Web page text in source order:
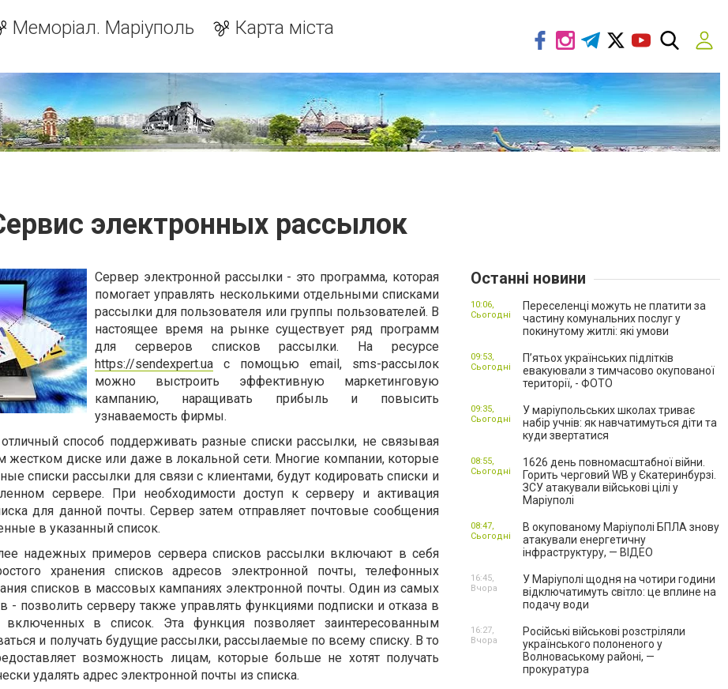
Меморіал. Маріуполь Карта міста
электронных рассылок
Сервер электронной рассылки - это программа, которая
помогает управлять несколькими отдельными списками
рассылки для пользователя или группы пользователей. В
настоящее время на рынке существует ряд программ
для серверов списков рассылки. На ресурсе
https://sendexpert.ua с помощью email, sms-рассылок
можно выстроить эффективную маркетинговую
кампанию, наращивать прибыль и повысить
узнаваемость фирмы.
способ поддерживать разные списки рассылки, не связывая
жестком диске или даже в локальной сети. Многие компании, которые
списки рассылки для связи с клиентами, будут кодировать списки и
сервере. При необходимости доступ к серверу и активация
для данной почты. Сервер затем отправляет почтовые сообщения
в указанный список.
надежных примеров сервера списков рассылки включают в себя
хранения списков адресов электронной почты, телефонных
списков в массовых кампаниях электронной почты. Один из самых
- позволить серверу также управлять функциями подписки и отказа в
включенных в список. Эта функция позволяет заинтересованным
и получать будущие рассылки, рассылаемые по всему списку. В то
возможность лицам, которые больше не хотят получать
удалять адрес электронной почты из списка.
Останні новини
Переселенці можуть не платити за
частину комунальних послуг у
покинутому житлі: які умови
10:06,
Сьогодні
П’ятьох українських підлітків
евакуювали з тимчасово окупованої
території, - ФОТО
09:53,
Сьогодні
У маріупольських школах триває
набір учнів: як навчатимуться діти та
куди звертатися
09:35,
Сьогодні
1626 день повномасштабної війни.
Горить черговий WB у Єкатеринбурзі.
ЗСУ атакували військові цілі у
Маріуполі
08:55,
Сьогодні
В окупованому Маріуполі БПЛА знову
атакували енергетичну
інфраструктуру, — ВІДЕО
08:47,
Сьогодні
У Маріуполі щодня на чотири години
відключатимуть світло: це вплине на
подачу води
16:45,
Вчора
Російські військові розстріляли
українського полоненого у
Волноваському районі, —
прокуратура
16:27,
Вчора